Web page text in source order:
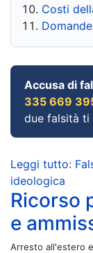
Costi
Accusa di
335 669
due falsità ti
Leggi tutto:
ideologica
Ricorso
e
Arresto all'estero